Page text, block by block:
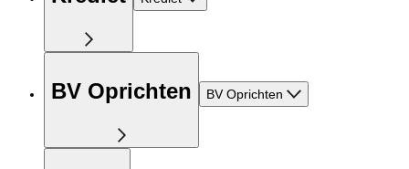
BV Oprichten BV Oprichten